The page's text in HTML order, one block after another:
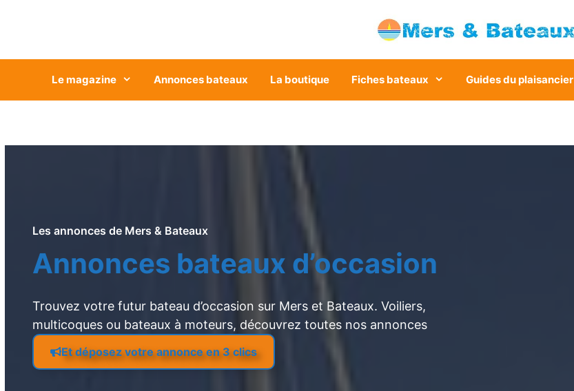
Le magazine Annonces bateaux La boutique Fiches bateaux Guides du plaisancier
Les annonces de Mers & Bateaux
Annonces bateaux d’occasion
Trouvez votre futur bateau d’occasion sur Mers et Bateaux. Voiliers,
multicoques ou bateaux à moteurs, découvrez toutes nos annonces
Et déposez votre annonce en 3 clics